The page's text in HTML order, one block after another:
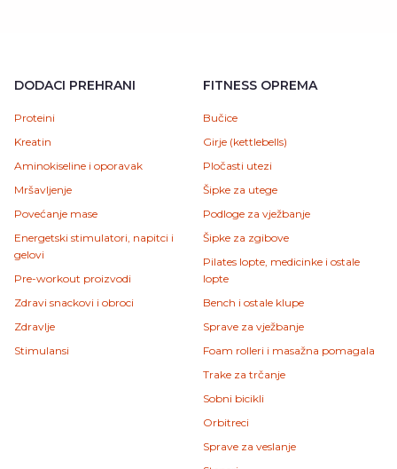
DODACI PREHRANI
Proteini
Kreatin
Aminokiseline i oporavak
Mršavljenje
Povećanje mase
Energetski stimulatori, napitci i
gelovi
Pre-workout proizvodi
Zdravi snackovi i obroci
Zdravlje
Stimulansi
FITNESS OPREMA
Bučice
Girje (kettlebells)
Pločasti utezi
Šipke za utege
Podloge za vježbanje
Šipke za zgibove
Pilates lopte, medicinke i ostale
lopte
Bench i ostale klupe
Sprave za vježbanje
Foam rolleri i masažna pomagala
Trake za trčanje
Sobni bicikli
Orbitreci
Sprave za veslanje